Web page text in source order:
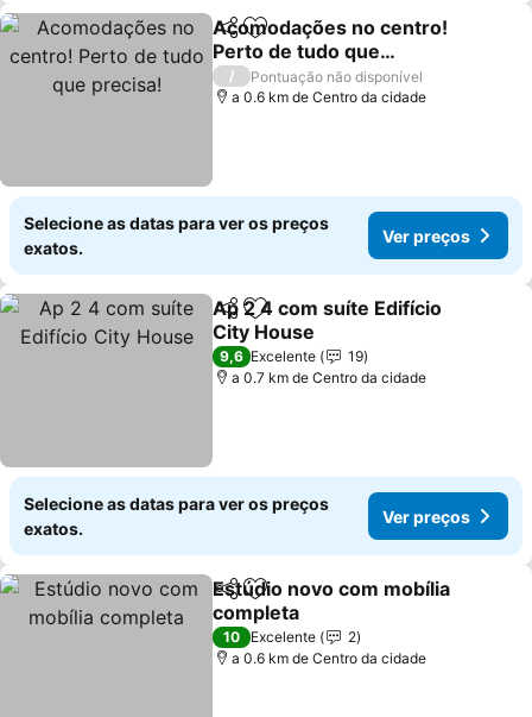
PartilharAdicionar aos favoritos
Acomodações no centro!
Perto de tudo que
precisa!
/
Pontuação não disponível
a 0.6 km de Centro da cidade
Selecione as datas para ver os preços
exatos.
Ver preços
PartilharAdicionar aos favoritos
Ap 2 4 com suíte Edifício
City House
9,6 Excelente
19
a 0.7 km de Centro da cidade
Selecione as datas para ver os preços
exatos.
Ver preços
PartilharAdicionar aos favoritos
Estúdio novo com mobília
completa
10 Excelente
2
a 0.6 km de Centro da cidade